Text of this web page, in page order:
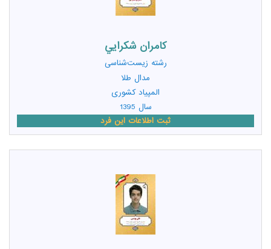
کامران شکرايي
رشته زیست‌شناسی
مدال طلا
المپیاد کشوری
سال 1395
ثبت اطلاعات این فرد